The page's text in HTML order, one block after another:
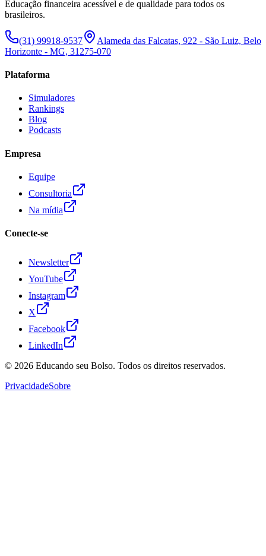
Educação financeira acessível e de qualidade para todos os
brasileiros.
(31) 99918-9537
Alameda das Falcatas, 922 - São Luiz, Belo
Horizonte - MG, 31275-070
Plataforma
Simuladores
Rankings
Blog
Podcasts
Empresa
Equipe
Consultoria
Na mídia
Conecte-se
Newsletter
YouTube
Instagram
X
Facebook
LinkedIn
© 2026 Educando seu Bolso. Todos os direitos reservados.
PrivacidadeSobre